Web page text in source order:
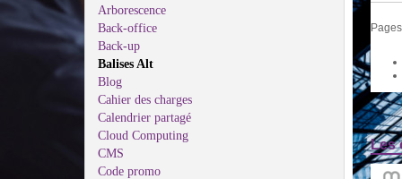
Arborescence
Back-office
Back-up
Balises Alt
Blog
Cahier des charges
Calendrier partagé
Cloud Computing
CMS
Code promo
Les